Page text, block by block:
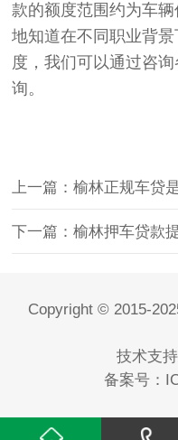
款的额度范围约为车
地知道在不同职业背
度，我们可以通过咨
询。
上一篇：榆林正规车贷
下一篇：榆林押车贷款
Copyright © 2015-
技术支
备案号：